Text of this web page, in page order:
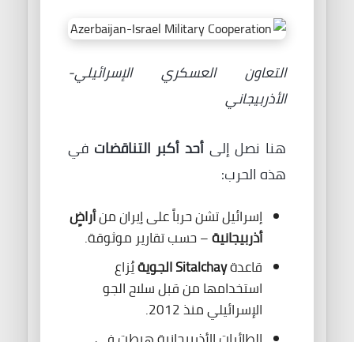
التعاون العسكري الإسرائيلي-
الأذربيجاني
هنا نصل إلى أحد أكبر التناقضات في
هذه الحرب:
إسرائيل تشن حرباً على إيران منأراضٍ
أذربيجانية– حسب تقارير موثوقة.
قاعدةSitalchay الجوية
يُزاع
استخدامها من قبل سلاح الجو
الإسرائيلي منذ 2012.